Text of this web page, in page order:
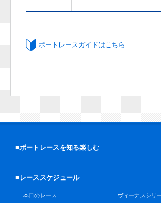
ボートレースガイドはこちら
■ボートレースを知る楽しむ
■レーススケジュール
本日のレース
ヴィーナスシリ